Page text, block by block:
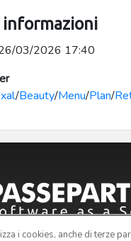
03/2026 17:40
/Beauty/Menu/Plan/
i cookies, anche di terze